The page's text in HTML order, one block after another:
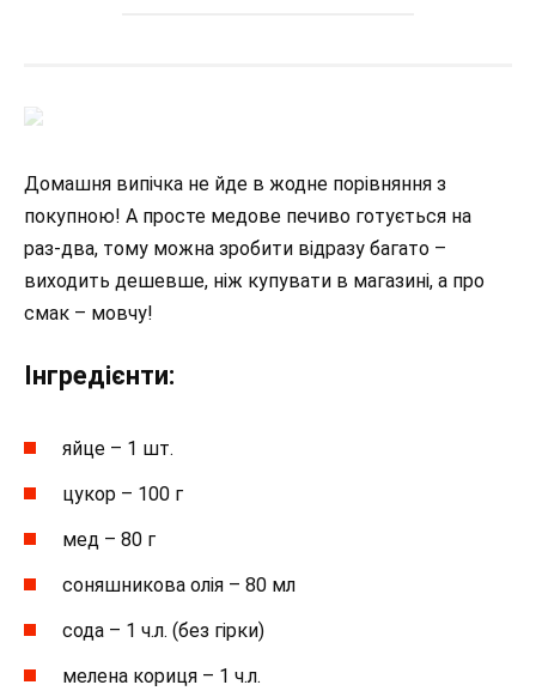
Домашня випічка не йде в жодне порівняння з
покупною! А просте медове печиво готується на
раз-два, тому можна зробити відразу багато –
виходить дешевше, ніж купувати в магазині, а про
смак – мовчу!
Інгредієнти:
яйце – 1 шт.
цукор – 100 г
мед – 80 г
соняшникова олія – 80 мл
сода – 1 ч.л. (без гірки)
мелена кориця – 1 ч.л.